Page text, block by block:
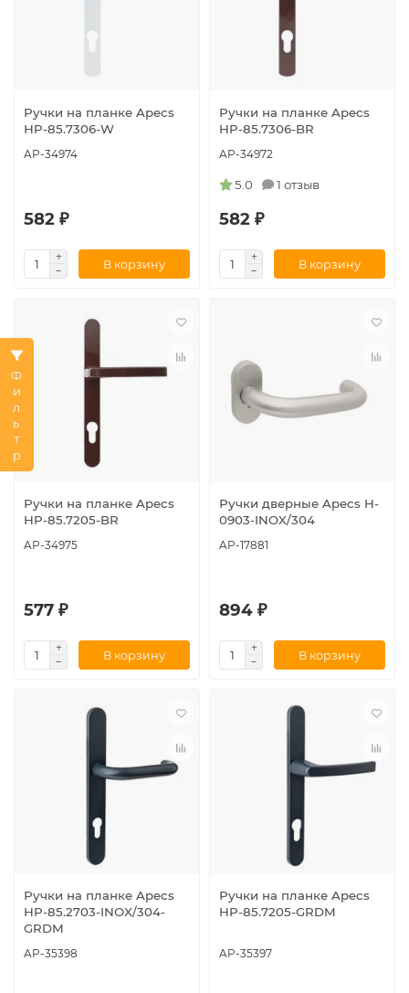
Фильтр
Ручки на планке Apecs
HP-85.7306-W
AP-34974
582 ₽
В корзину
Ручки на планке Apecs
HP-85.7306-BR
AP-34972
5.0 1 отзыв
582 ₽
В корзину
Ручки на планке Apecs
HP-85.7205-BR
AP-34975
577 ₽
В корзину
Ручки дверные Apecs H-
0903-INOX/304
AP-17881
894 ₽
В корзину
Ручки на планке Apecs
HP-85.2703-INOX/304-
GRDM
AP-35398
Ручки на планке Apecs
HP-85.7205-GRDM
AP-35397